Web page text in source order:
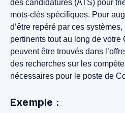
des candidatures (ATS) pour
mots-clés spécifiques. Pour
d’être repéré par ces
pertinents tout au long de votre
peuvent être trouvés dans
des recherches sur les
nécessaires pour le poste de
Exemple :